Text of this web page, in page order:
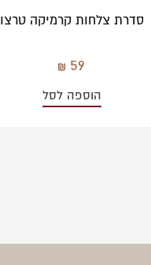
סדרת צלחות קרמיקה טרצו
59
הוספה לסל